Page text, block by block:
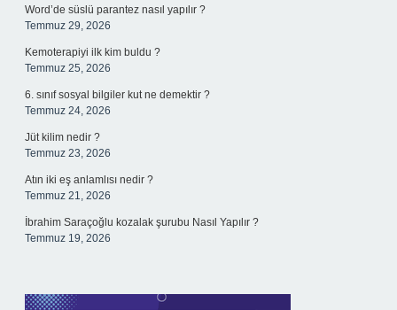
Word’de süslü parantez nasıl yapılır ?
Temmuz 29, 2026
Kemoterapiyi ilk kim buldu ?
Temmuz 25, 2026
6. sınıf sosyal bilgiler kut ne demektir ?
Temmuz 24, 2026
Jüt kilim nedir ?
Temmuz 23, 2026
Atın iki eş anlamlısı nedir ?
Temmuz 21, 2026
İbrahim Saraçoğlu kozalak şurubu Nasıl Yapılır ?
Temmuz 19, 2026